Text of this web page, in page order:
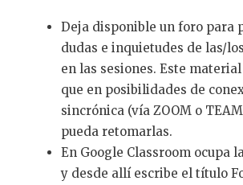
Deja disponible un foro para
dudas e inquietudes de las/
en las sesiones. Este
que en posibilidades de
sincrónica (vía ZOOM o
pueda retomarlas.
En Google Classroom ocupa
y desde allí escribe el título